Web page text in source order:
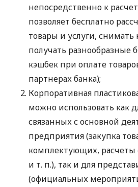
непосредственно к
позволяет бесплатно
товары и услуги,
получать разнообразные
кэшбек при оплате
партнерах банка);
Корпоративная
можно использовать как
связанных с основной
предприятия (закупка
комплектующих, расчеты
и т. п.), так и для
(официальных